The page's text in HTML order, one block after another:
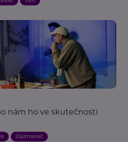
nám ho ve skutečnosti
Zajímavost